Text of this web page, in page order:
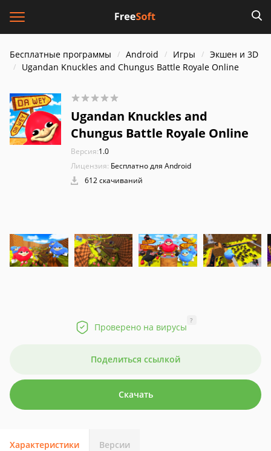
Бесплатные программы Android Игры
Экшен и 3D
Ugandan Knuckles and Chungus Battle Royale Online
Ugandan Knuckles and
Chungus Battle Royale Online
Версия:1.0
Лицензия: Бесплатно для Android
612 скачиваний
Проверено на вирусы
?
Поделиться ссылкой
Скачать
Характеристики Версии